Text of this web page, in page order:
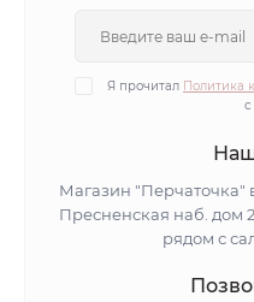
Я прочитал Политика
Магазин "Перчаточка"
Пресненская наб. дом
рядом с